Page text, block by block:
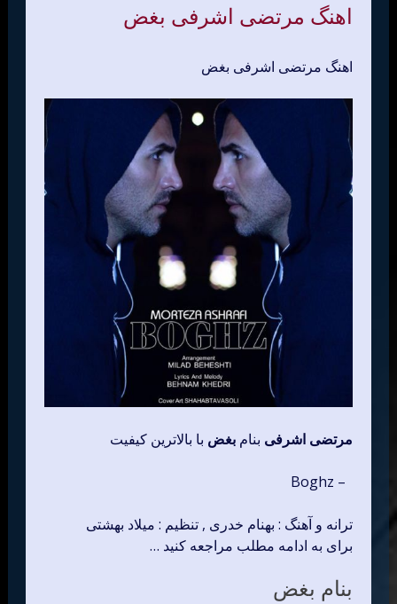
اهنگ مرتضی اشرفی بغض
اهنگ مرتضی اشرفی بغض
مرتضی اشرفی بنام بغض با بالاترین کیفیت
– Boghz
ترانه و آهنگ : بهنام خدری , تنظیم : میلاد بهشتی
برای به ادامه مطلب مراجعه کنید …
بنام بغض